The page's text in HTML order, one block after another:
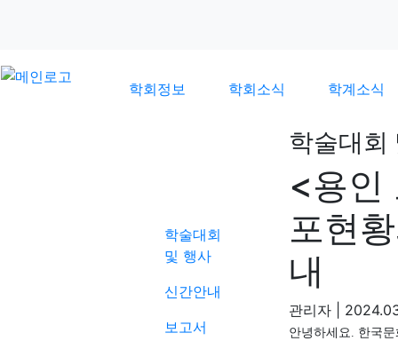
학회정보 학회소식 학계소식
학술대회
및 행사
신간안내
보고서
학술대회
<용인
포현
내
관리자
안녕하세요. 한국